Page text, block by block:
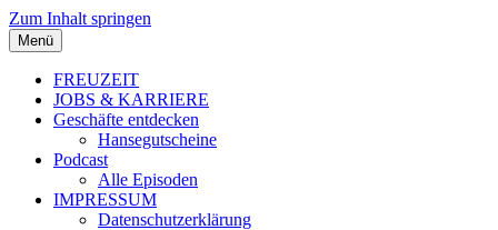
Zum Inhalt springen
Menü
FREUZEIT
JOBS & KARRIERE
Geschäfte entdecken
Hansegutscheine
Podcast
Alle Episoden
IMPRESSUM
Datenschutzerklärung